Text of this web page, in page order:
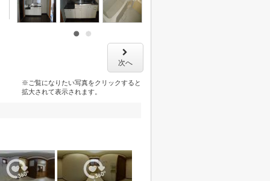
次へ
※ご覧になりたい写真をクリックすると
拡大されて表示されます。